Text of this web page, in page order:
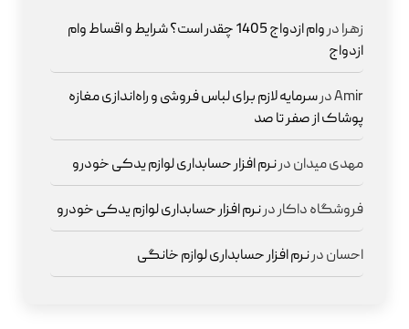
زهرادر
وام ازدواج 1405 چقدر است؟ شرایط و اقساط وام
ازدواج
Amirدرسرمایه لازم برای لباس فروشی و راه‌اندازی مغازه
پوشاک از صفر تا صد
مهدی میداندرنرم افزار حسابداری لوازم یدکی خودرو
فروشگاه داکاردرنرم افزار حسابداری لوازم یدکی خودرو
احساندرنرم افزار حسابداری لوازم خانگی